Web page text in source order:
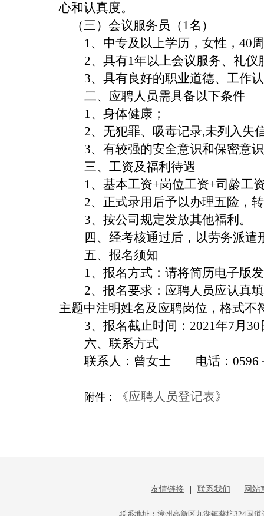
心和认真度。
（三）会议服务员（ 1名）
1、中专及以上学历，女性， 40
2、具有1年以上会议服务、礼仪
3、具有良好的职业道德、工作
二、应聘人员需具备以下条件
1、身体健康；
2、无犯罪、吸毒记录,未列入失
3、有较强的安全意识和保密意
三、工资及福利待遇
1、基本工资+岗位工资+司龄工
2、正式录用后予以办理五险，
3、按公司规定发放其他福利。
四、经考核通过后，以劳务派遣
五、报名须知
1、报名方式：请将简历电子版
2、报名要求：应聘人员应认真
主题中注明姓名及应聘岗位，格式不
3、报名截止时间： 2021年7月 30
六、联系方式
联系人：曾女士 电话： 0596
附件： 《应聘人员登记表》
友情链接 联系我们 网站
联系地址：漳州高新区九湖镇蔡坑324国